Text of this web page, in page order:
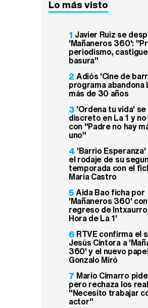
Lo más visto
1 Javier Ruiz se
'Mañaneros 360':
periodismo,
basura"
2 Adiós 'Cine de
programa abandona
más de 30 años
3 'Ordena tu vida'
discreto en La 1 y
con "Padre no hay
uno"
4 'Barrio
el rodaje de su
temporada con el
María Castro
5Aida Bao ficha por
'Mañaneros 360'
regreso de
Hora de La 1'
6 RTVE confirma el
Jesús Cintora a
360' y el nuevo
Gonzalo Miró
7 Mario Cimarro
pero rechaza los
"Necesito trabajar
actor"